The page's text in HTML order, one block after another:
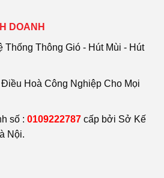
DOANH
Thống Thông Gió - Hút Mùi - Hút
Hoà Công Nghiệp Cho Mọi
số : 0109222787 cấp bởi Sở Kế
Nội.